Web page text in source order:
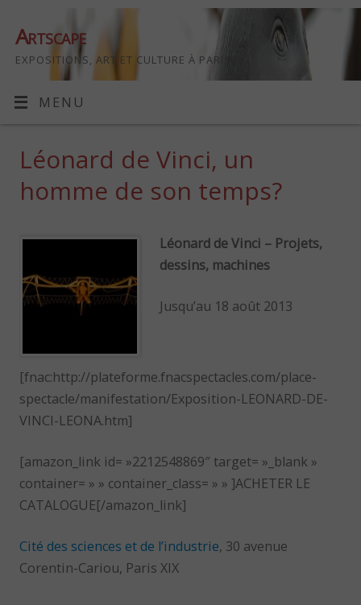
Artscape
EXPOSITIONS, ART ET CULTURE À PARIS
MENU
Léonard de Vinci, un
homme de son temps?
Léonard de Vinci – Projets,
dessins, machines
Jusqu’au 18 août 2013
[fnac:http://plateforme.fnacspectacles.com/place-
spectacle/manifestation/Exposition-LEONARD-DE-
VINCI-LEONA.htm]
[amazon_link id= »2212548869″ target= »_blank »
container= » » container_class= » » ]ACHETER LE
CATALOGUE[/amazon_link]
Cité des sciences et de l’industrie, 30 avenue
Corentin-Cariou, Paris XIX